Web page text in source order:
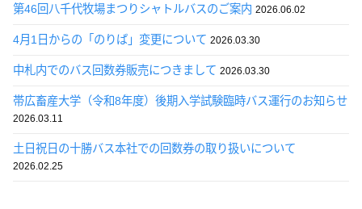
第46回八千代牧場まつりシャトルバスのご案内 2026.06.02
4月1日からの「のりば」変更について 2026.03.30
中札内でのバス回数券販売につきまして 2026.03.30
帯広畜産大学（令和8年度）後期入学試験臨時バス運行のお知らせ
2026.03.11
土日祝日の十勝バス本社での回数券の取り扱いについて
2026.02.25